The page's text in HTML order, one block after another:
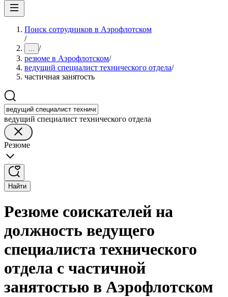
Поиск сотрудников в Аэрофлотском
/
... /
резюме в Аэрофлотском/
ведущий специалист технического отдела/
частичная занятость
ведущий специалист технического отдела
Резюме
Найти
Резюме соискателей на
должность ведущего
специалиста технического
отдела с частичной
занятостью в Аэрофлотском